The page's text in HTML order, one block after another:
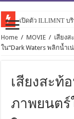
เปิดตัว ILLIMNT
Home / MOVIE / เสียง
ใน“Dark Waters พลิกน้ำเ
เสียงสะท้
ภาพยนตร์